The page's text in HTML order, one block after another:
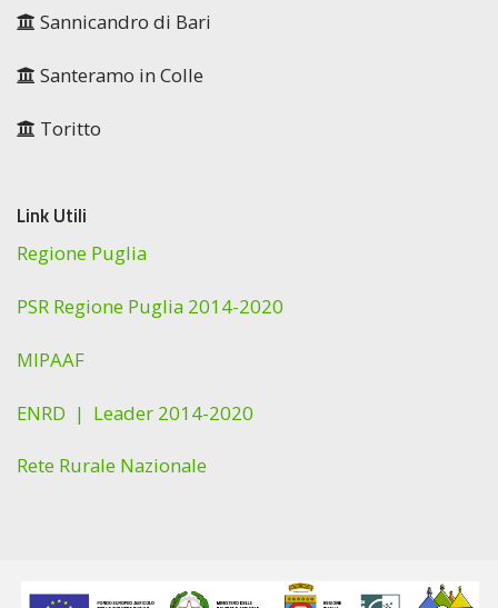
Sannicandro di Bari
Santeramo in Colle
Toritto
Link Utili
Regione Puglia
PSR Regione Puglia 2014-2020
MIPAAF
ENRD | Leader 2014-2020
Rete Rurale Nazionale